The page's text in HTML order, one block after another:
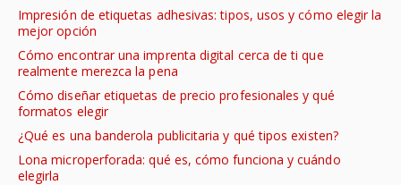
Impresión de etiquetas adhesivas: tipos, usos y cómo elegir la
mejor opción
Cómo encontrar una imprenta digital cerca de ti que
realmente merezca la pena
Cómo diseñar etiquetas de precio profesionales y qué
formatos elegir
¿Qué es una banderola publicitaria y qué tipos existen?
Lona microperforada: qué es, cómo funciona y cuándo
elegirla